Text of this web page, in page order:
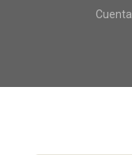
Cuenta